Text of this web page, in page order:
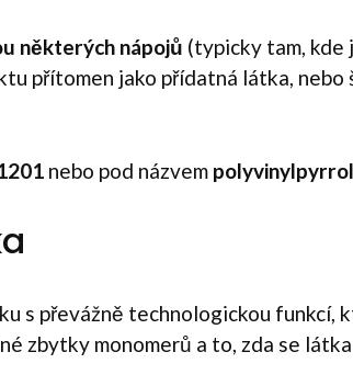
některých nápojů (typicky tam, kde
přítomen jako přídatná látka,
nebo pod názvem
s převážně technologickou
zbytky monomerů a to, zda se